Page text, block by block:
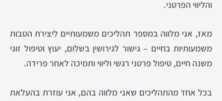
והליווי הפרטני.
מאז, אני מלווה במספר תהליכים משמעותיים ליצירת הטבות
משמעותיות בחיים – גישור לגירושין בשלום, יעוץ וטיפול זוגי
משנה חיים, טיפול פרטני רגשי וליווי ותמיכה לאחר פרידה.
בכל אחד מהתהליכים שאני מלווה בהם, אני עוזרת בהעלאת